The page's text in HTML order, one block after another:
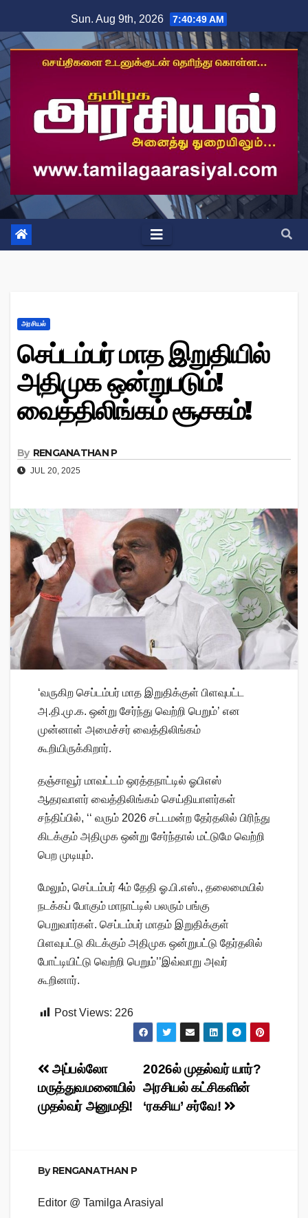
to
content
Sun. Aug 9th, 2026 7:40:49 AM
அரசியல்
செப்டம்பர் மாத இறுதியில்
அதிமுக ஒன்றுபடும்!
வைத்திலிங்கம் சூசகம்!
By RENGANATHAN P
JUL 20, 2025
‘வருகிற செப்டம்பர் மாத இறுதிக்குள் பிளவுபட்ட
அ.தி.மு.க. ஒன்று சேர்ந்து வெற்றி பெறும்’ என
முன்னாள் அமைச்சர் வைத்திலிங்கம்
கூறியிருக்கிறார்.
தஞ்சாவூர் மாவட்டம் ஒரத்தநாட்டில் ஓபிஎஸ்
ஆதரவாளர் வைத்திலிங்கம் செய்தியாளர்கள்
சந்திப்பில், ‘‘ வரும் 2026 சட்டமன்ற தேர்தலில் பிரிந்து
கிடக்கும் அதிமுக ஒன்று சேர்ந்தால் மட்டுமே வெற்றி
பெற முடியும்.
மேலும், செப்டம்பர் 4ம் தேதி ஓ.பி.எஸ்., தலைமையில்
நடக்கப் போகும் மாநாட்டில் பலரும் பங்கு
பெறுவார்கள். செப்டம்பர் மாதம் இறுதிக்குள்
பிளவுபட்டு கிடக்கும் அதிமுக ஒன்றுபட்டு தேர்தலில்
போட்டியிட்டு வெற்றி பெறும்’’இவ்வாறு அவர்
கூறினார்.
Post Views: 226
Post
navigation
2026ல் முதல்வர் யார்?
அரசியல் கட்சிகளின்
‘ரகசிய’ சர்வே!
அப்பல்லோ
மருத்துவமனையில்
முதல்வர் அனுமதி!
ByRENGANATHAN P
Editor @ Tamilga Arasiyal